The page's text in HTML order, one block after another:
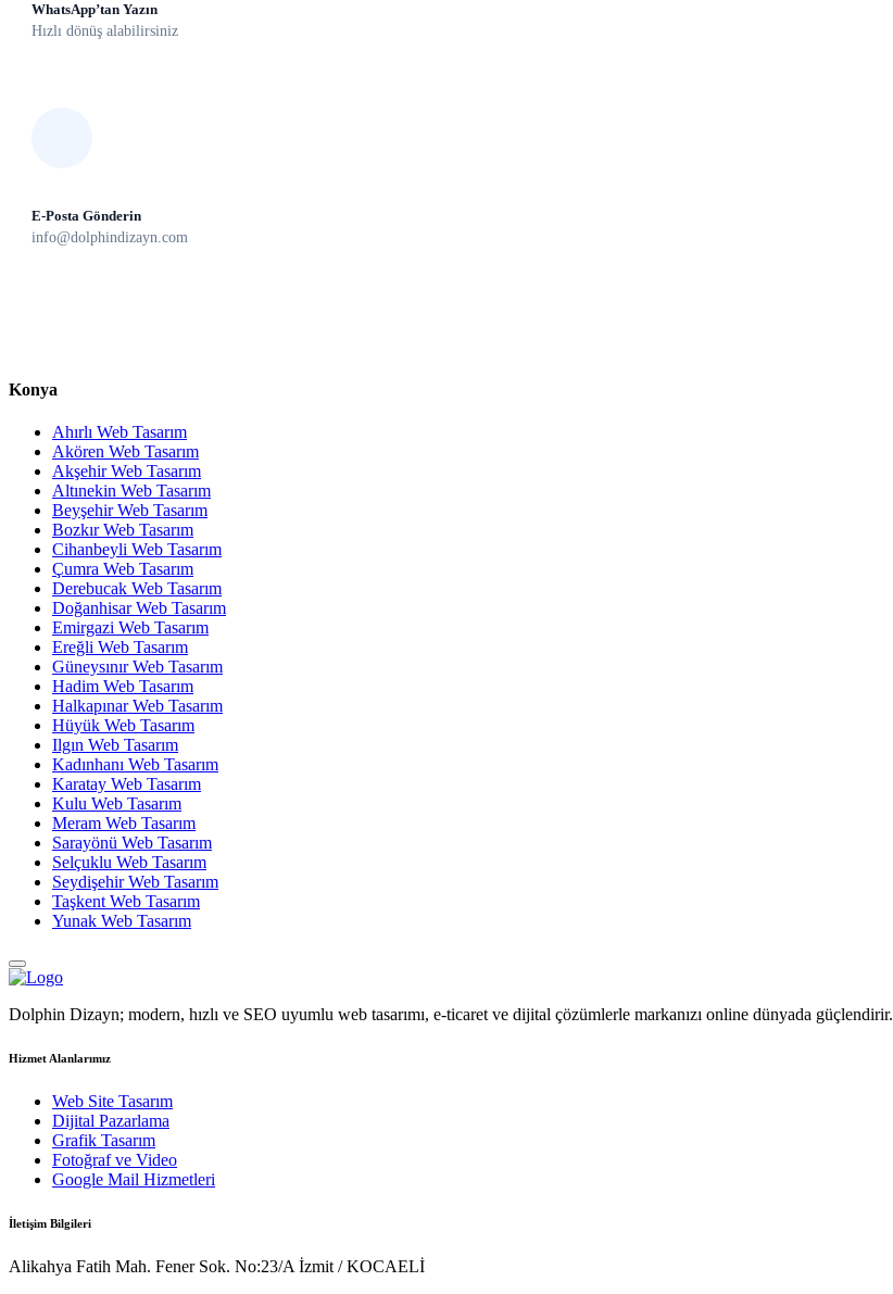
WhatsApp’tan Yazın
Hızlı dönüş alabilirsiniz
E-Posta Gönderin
info@dolphindizayn.com
Konya
Ahırlı Web Tasarım
Akören Web Tasarım
Akşehir Web Tasarım
Altınekin Web Tasarım
Beyşehir Web Tasarım
Bozkır Web Tasarım
Cihanbeyli Web Tasarım
Çumra Web Tasarım
Derebucak Web Tasarım
Doğanhisar Web Tasarım
Emirgazi Web Tasarım
Ereğli Web Tasarım
Güneysınır Web Tasarım
Hadim Web Tasarım
Halkapınar Web Tasarım
Hüyük Web Tasarım
Ilgın Web Tasarım
Kadınhanı Web Tasarım
Karatay Web Tasarım
Kulu Web Tasarım
Meram Web Tasarım
Sarayönü Web Tasarım
Selçuklu Web Tasarım
Seydişehir Web Tasarım
Taşkent Web Tasarım
Yunak Web Tasarım
Dolphin Dizayn; modern, hızlı ve SEO uyumlu web tasarımı, e-ticaret ve dijital çözümlerle markanızı online dünyada güçlendirir.
Hizmet Alanlarımız
Web Site Tasarım
Dijital Pazarlama
Grafik Tasarım
Fotoğraf ve Video
Google Mail Hizmetleri
İletişim Bilgileri
Alikahya Fatih Mah. Fener Sok. No:23/A İzmit / KOCAELİ